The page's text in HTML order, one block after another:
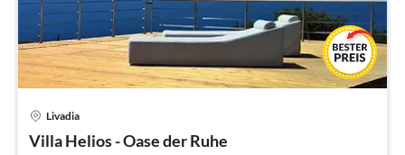
Livadia
Villa Helios - Oase der Ruhe